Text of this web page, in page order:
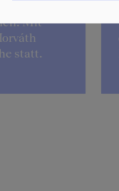
Mit
statt.